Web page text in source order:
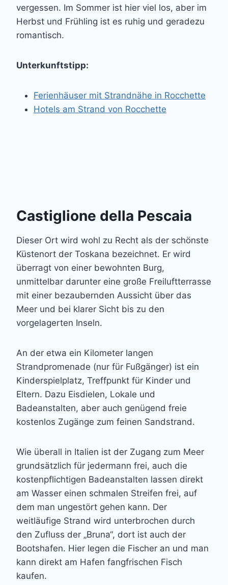
vergessen. Im Sommer ist hier viel los, aber im
Herbst und Frühling ist es ruhig und geradezu
romantisch.
Unterkunftstipp:
Ferienhäuser mit Strandnähe in Rocchette
Hotels am Strand von Rocchette
Castiglione della Pescaia
Dieser Ort wird wohl zu Recht als der schönste
Küstenort der Toskana bezeichnet. Er wird
überragt von einer bewohnten Burg,
unmittelbar darunter eine große Freiluftterrasse
mit einer bezaubernden Aussicht über das
Meer und bei klarer Sicht bis zu den
vorgelagerten Inseln.
An der etwa ein Kilometer langen
Strandpromenade (nur für Fußgänger) ist ein
Kinderspielplatz, Treffpunkt für Kinder und
Eltern. Dazu Eisdielen, Lokale und
Badeanstalten, aber auch genügend freie
kostenlos Zugänge zum feinen Sandstrand.
Wie überall in Italien ist der Zugang zum Meer
grundsätzlich für jedermann frei, auch die
kostenpflichtigen Badeanstalten lassen direkt
am Wasser einen schmalen Streifen frei, auf
dem man ungestört gehen kann. Der
weitläufige Strand wird unterbrochen durch
den Zufluss der „Bruna“, dort ist auch der
Bootshafen. Hier legen die Fischer an und man
kann direkt am Hafen fangfrischen Fisch
kaufen.